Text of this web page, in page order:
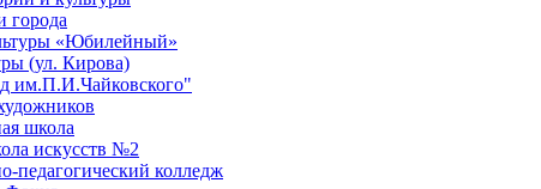
города
«Юбилейный»
(ул. Кирова)
школа
искусств №2
педагогический колледж